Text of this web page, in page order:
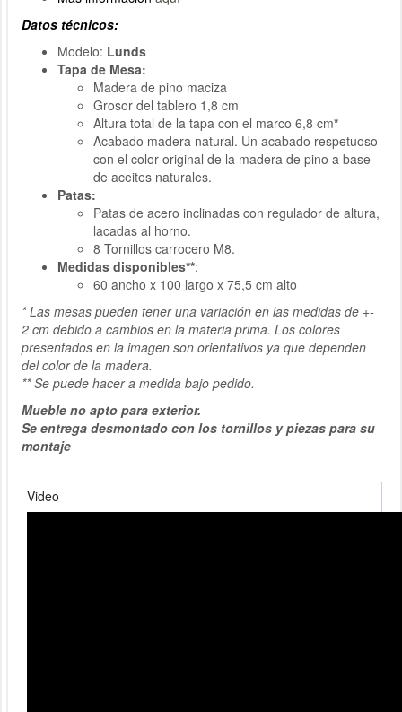
Datos técnicos:
Modelo: Lunds
Tapa de Mesa:
Madera de pino maciza
Grosor del tablero 1,8 cm
Altura total de la tapa con el marco 6,8 cm*
Acabado madera natural. Un acabado respetuoso
con el color original de la madera de pino a base
de aceites naturales.
Patas:
Patas de acero inclinadas con regulador de altura,
lacadas al horno.
8 Tornillos carrocero M8.
Medidas disponibles**:
60 ancho x 100 largo x 75,5 cm alto
* Las mesas pueden tener una variación en las medidas de +-
2 cm debido a cambios en la materia prima. Los colores
presentados en la imagen son orientativos ya que dependen
del color de la madera.
** Se puede hacer a medida bajo pedido.
Mueble no apto para exterior.
Se entrega desmontado con los tornillos y piezas para su
montaje
Video